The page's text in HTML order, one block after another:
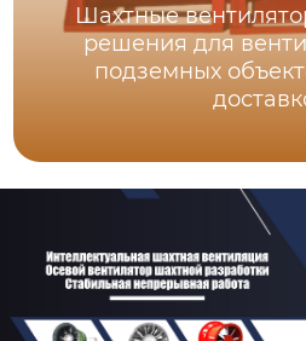
Шахтные
решения для
подземных